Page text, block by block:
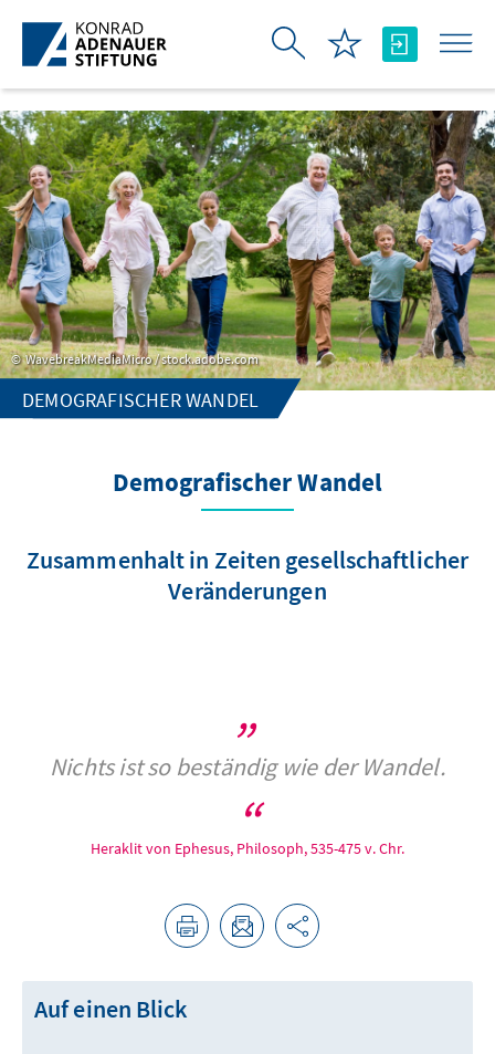
Skip to Main Content
WavebreakMediaMicro / stock.adobe.com
DEMOGRAFISCHER WANDEL
Demografischer Wandel
Zusammenhalt in Zeiten gesellschaftlicher
Veränderungen
Nichts ist so beständig wie der Wandel.
Heraklit von Ephesus, Philosoph, 535-475 v. Chr.
Auf einen Blick